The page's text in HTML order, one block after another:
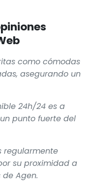
como cómodas
asegurando un
24h/24 es a
punto fuerte del
regularmente
su proximidad a
Agen.